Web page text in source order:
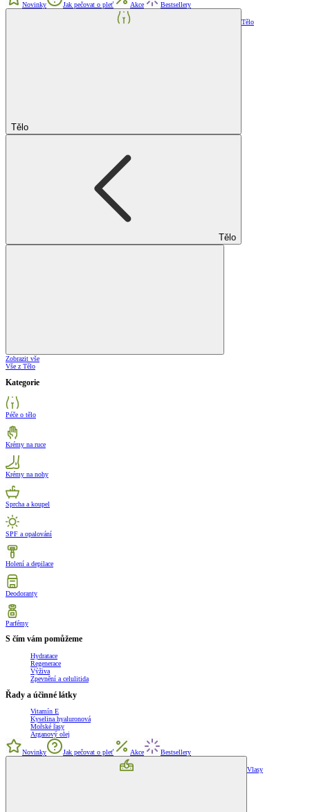
Novinky Jak pečovat o pleť Akce Bestsellery
Tělo
Tělo
Tělo
Zobrazit vše
Vše z Tělo
Kategorie
Péče o tělo
Krémy na ruce
Krémy na nohy
Sprcha a koupel
SPF a opalování
Holení a depilace
Deodoranty
Parfémy
S čím vám pomůžeme
Hydratace
Regenerace
Výživa
Zpevnění a celulitida
Řady a účinné látky
Vitamín E
Kyselina hyaluronová
Mořské řasy
Arganový olej
Novinky Jak pečovat o pleť Akce Bestsellery
Vlasy